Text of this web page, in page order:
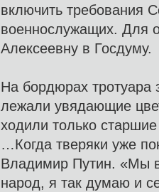
включить требования
военнослужащих. Для
Алексеевну в Госдуму.
На бордюрах тротуара
лежали увядающие
ходили только
…Когда тверяки уже
Владимир Путин. «Мы
народ, я так думаю и